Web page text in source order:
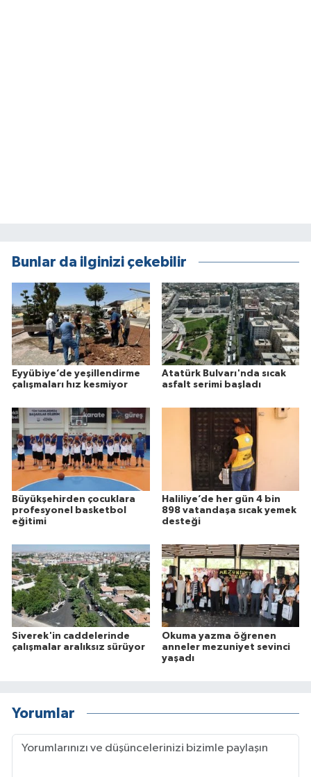
Bunlar da ilginizi çekebilir
Eyyübiye’de yeşillendirme
çalışmaları hız kesmiyor
Atatürk Bulvarı'nda sıcak
asfalt serimi başladı
Büyükşehirden çocuklara
profesyonel basketbol
eğitimi
Haliliye’de her gün 4 bin
898 vatandaşa sıcak yemek
desteği
Siverek'in caddelerinde
çalışmalar aralıksız sürüyor
Okuma yazma öğrenen
anneler mezuniyet sevinci
yaşadı
Yorumlar